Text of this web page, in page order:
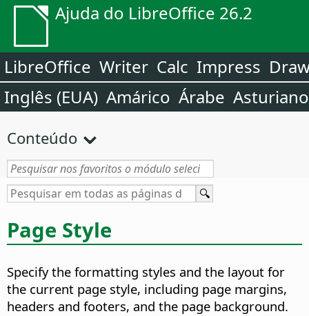
Ajuda do LibreOffice 26.2
LibreOffice Writer Calc Impress
Inglês (EUA) Amárico Árabe Asturiano
Conteúdo
Page Style
Specify the formatting styles and the layout for
the current page style, including page margins,
headers and footers, and the page background.